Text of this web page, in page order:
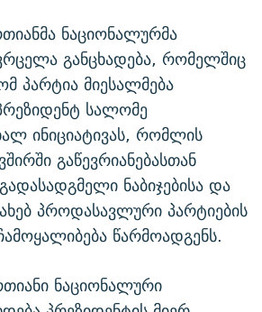
ნაციონალურმა
განცხადება, რომელშიც
პარტია მიესალმება
სალომე
ინიციატივას, რომლის
გაწევრიანებასთან
ნაბიჯებისა და
პროდასავლური პარტიების
წარმოადგენს.
ნაციონალური